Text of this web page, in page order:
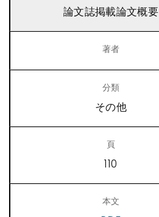
論文誌掲載論文概要
その他
110